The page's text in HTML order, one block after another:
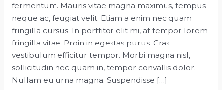
fermentum. Mauris vitae magna maximus, tempus
neque ac, feugiat velit. Etiam a enim nec quam
fringilla cursus. In porttitor elit mi, at tempor lorem
fringilla vitae. Proin in egestas purus. Cras
vestibulum efficitur tempor. Morbi magna nisl,
sollicitudin nec quam in, tempor convallis dolor.
Nullam eu urna magna. Suspendisse […]